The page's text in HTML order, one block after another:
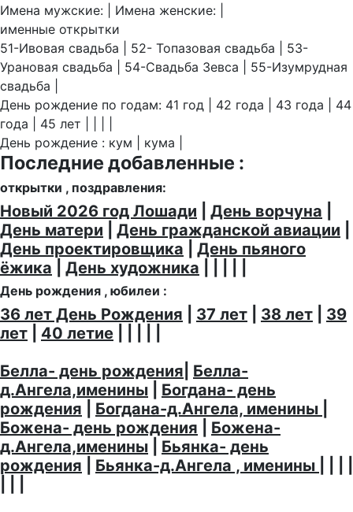
Имена мужские: | Имена женские: |
именные открытки
51-Ивовая свадьба | 52- Топазовая свадьба | 53-
Урановая свадьба | 54-Свадьба Зевса | 55-Изумрудная
свадьба |
День рождение по годам: 41 год | 42 года | 43 года | 44
года | 45 лет | | | |
День рождение : кум | кума |
Последние добавленные :
открытки , поздравления:
Новый 2026 год Лошади День ворчуна
День матери
День гражданской авиации
День проектировщика
День пьяного
ёжика
День художника
День рождения , юбилеи :
36 лет День Рождения 37 лет 38 лет
39
лет
40 летие
Белла- день рождения Белла-
д.Ангела,именины
Богдана- день
рождения
Богдана-д.Ангела, именины
Божена- день рождения
Божена-
д.Ангела,именины
Бьянка- день
рождения
Бьянка-д.Ангела , именины